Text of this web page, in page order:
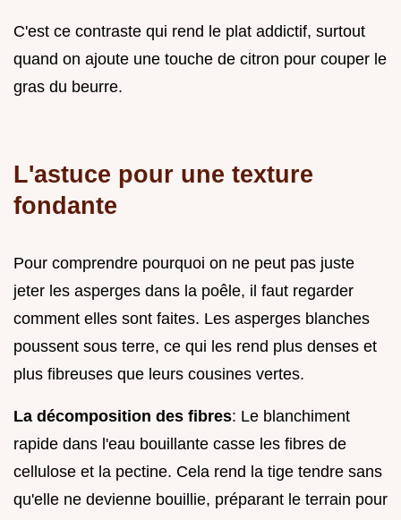
C'est ce contraste qui rend le plat addictif, surtout
quand on ajoute une touche de citron pour couper le
gras du beurre.
L'astuce pour une texture
fondante
Pour comprendre pourquoi on ne peut pas juste
jeter les asperges dans la poêle, il faut regarder
comment elles sont faites. Les asperges blanches
poussent sous terre, ce qui les rend plus denses et
plus fibreuses que leurs cousines vertes.
La décomposition des fibres: Le blanchiment
rapide dans l'eau bouillante casse les fibres de
cellulose et la pectine. Cela rend la tige tendre sans
qu'elle ne devienne bouillie, préparant le terrain pour